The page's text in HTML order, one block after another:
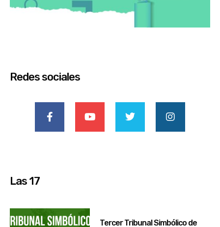
Redes sociales
Las 17
Tercer Tribunal Simbólico de